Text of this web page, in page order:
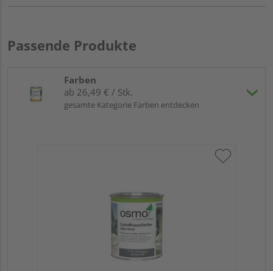
Passende Produkte
Farben
ab 26,49 € / Stk.
gesamte Kategorie Farben entdecken